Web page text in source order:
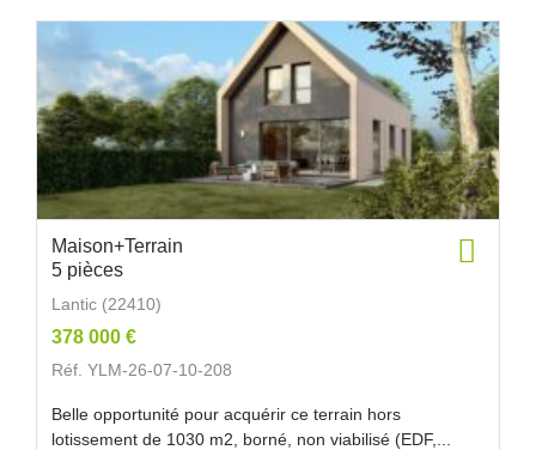
Maison+Terrain
5 pièces
Lantic (22410)
378 000 €
Réf. YLM-26-07-10-208
Belle opportunité pour acquérir ce terrain hors
lotissement de 1030 m2, borné, non viabilisé (EDF,...